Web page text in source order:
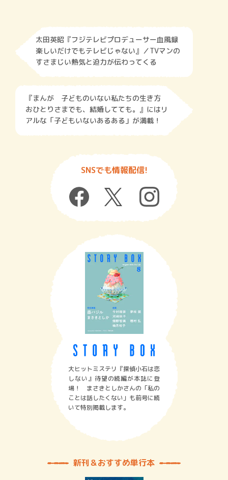
太田英昭『フジテレビプロデューサー血風録
楽しいだけでもテレビじゃない』／TVマンの
すさまじい熱気と迫力が伝わってくる
『まんが 子どものいない私たちの生き方
おひとりさまでも、結婚してても。』にはリ
アルな「子どもいないあるある」が満載！
SNSでも情報配信!
大ヒットミステリ『探偵小石は恋
しない』待望の続編が本誌に登
場！ まさきとしかさんの「私の
ことは話したくない」も前号に続
いて特別掲載します。
新刊＆おすすめ単行本